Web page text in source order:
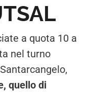
a quota 10 a
nel turno
quello di